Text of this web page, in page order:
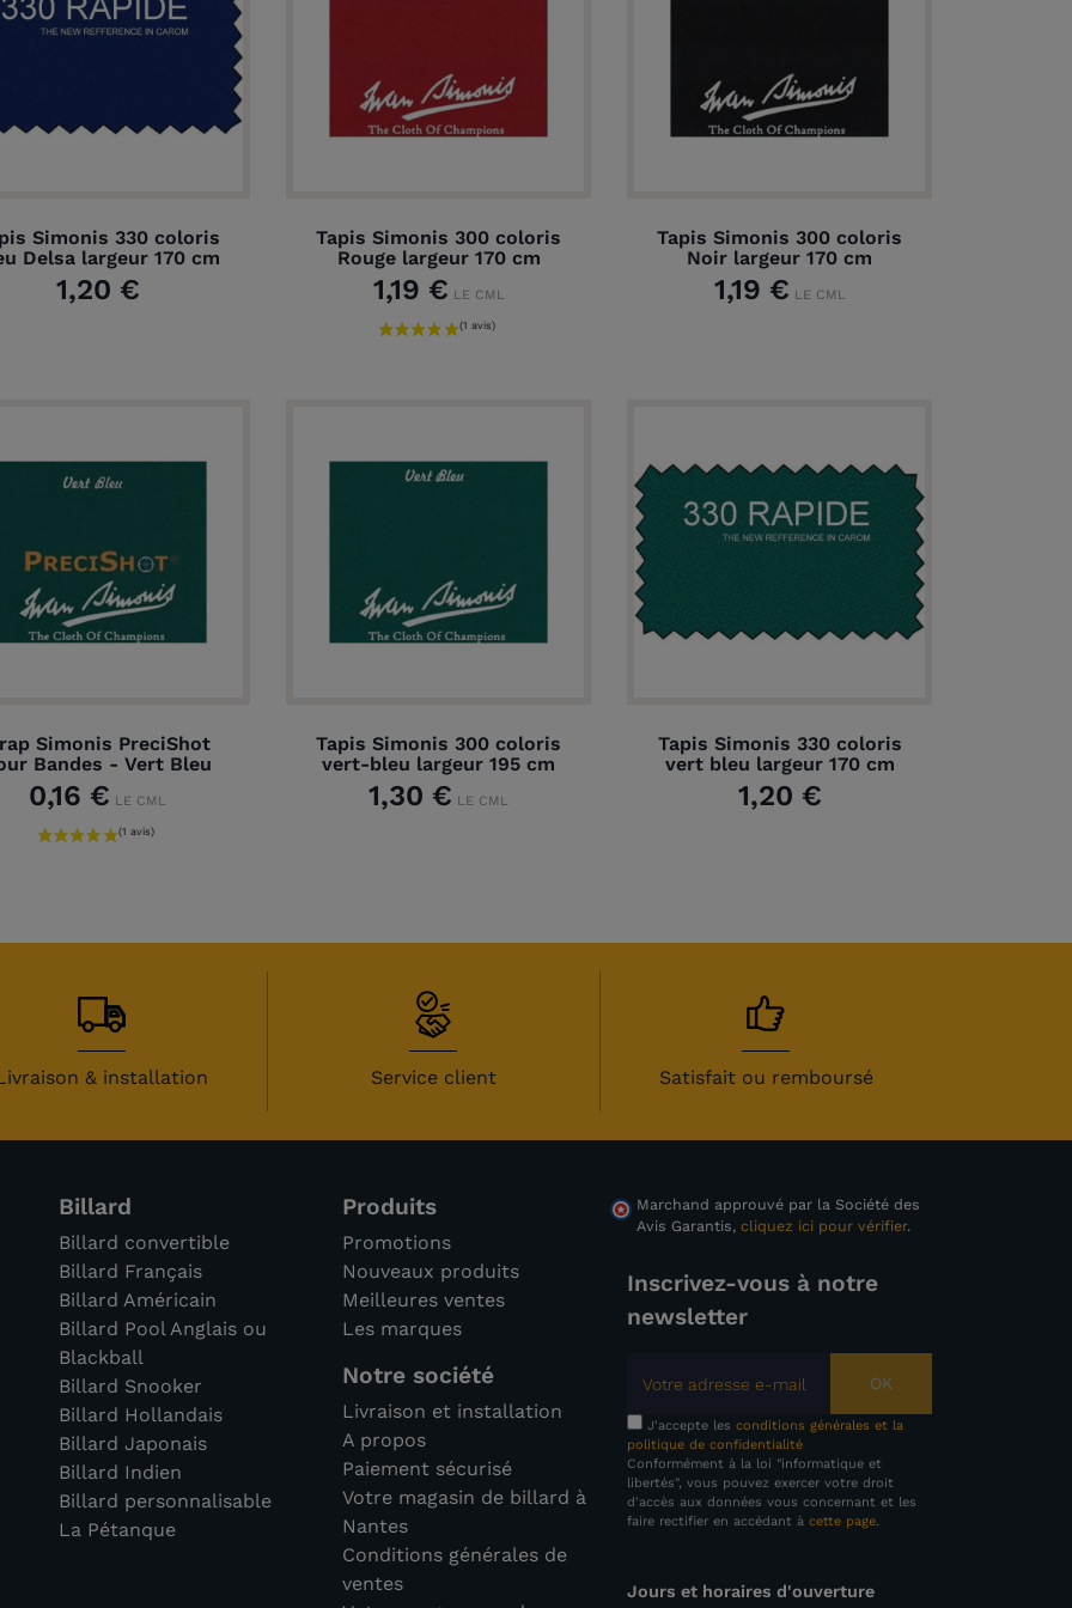
Simonis 330 coloris
Delsa largeur 170 cm
1,20 €
Tapis Simonis 300 coloris
Rouge largeur 170 cm
1,19 € LE CML
Tapis Simonis 300 coloris
Noir largeur 170 cm
1,19 € LE CML
Simonis PreciShot
Bandes - Vert Bleu
0,16 € LE CML
Tapis Simonis 300 coloris
vert-bleu largeur 195 cm
1,30 € LE CML
Tapis Simonis 330 coloris
vert bleu largeur 170 cm
1,20 €
& installation Service client Satisfait ou remboursé
Billard
Billard convertible
Billard Français
Billard Américain
Billard Pool Anglais ou
Blackball
Billard Snooker
Billard Hollandais
Billard Japonais
Billard Indien
Billard personnalisable
La Pétanque
Produits
Promotions
Nouveaux produits
Meilleures ventes
Les marques
Notre société
Livraison et installation
A propos
Paiement sécurisé
Votre magasin de billard à
Nantes
Conditions générales de
ventes
Marchand approuvé par la Société des
Avis Garantis, cliquez ici pour vérifier.
Inscrivez-vous à notre
newsletter
OK
J'accepte les conditions générales et la
politique de confidentialité
Conformément à la loi "informatique et
libertés", vous pouvez exercer votre droit
d'accès aux données vous concernant et les
faire rectifier en accédant à cette page.
Jours et horaires d'ouverture